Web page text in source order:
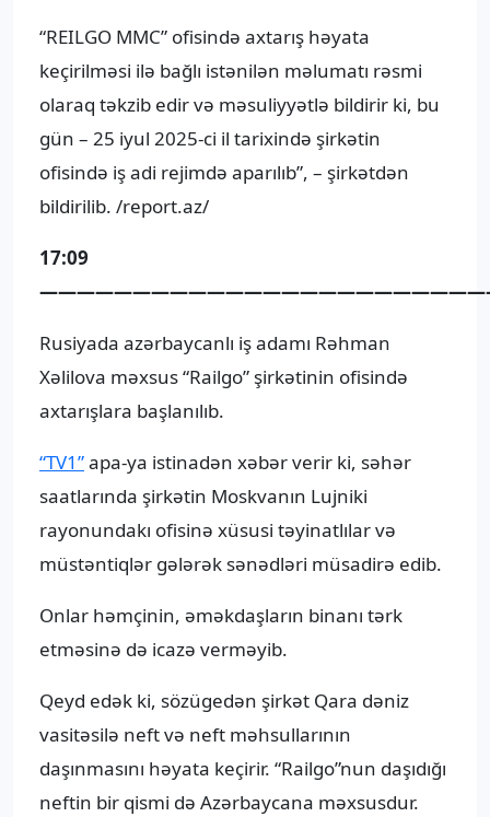
“REILGO MMC” ofisində axtarış həyata
keçirilməsi ilə bağlı istənilən məlumatı rəsmi
olaraq təkzib edir və məsuliyyətlə bildirir ki, bu
gün – 25 iyul 2025-ci il tarixində şirkətin
ofisində iş adi rejimdə aparılıb”, – şirkətdən
bildirilib. /report.az/
17:09
Rusiyada azərbaycanlı iş adamı Rəhman
Xəlilova məxsus “Railgo” şirkətinin ofisində
axtarışlara başlanılıb.
“TV1”apa-ya istinadən xəbər verir ki, səhər
saatlarında şirkətin Moskvanın Lujniki
rayonundakı ofisinə xüsusi təyinatlılar və
müstəntiqlər gələrək sənədləri müsadirə edib.
Onlar həmçinin, əməkdaşların binanı tərk
etməsinə də icazə verməyib.
Qeyd edək ki, sözügedən şirkət Qara dəniz
vasitəsilə neft və neft məhsullarının
daşınmasını həyata keçirir. “Railgo”nun daşıdığı
neftin bir qismi də Azərbaycana məxsusdur.